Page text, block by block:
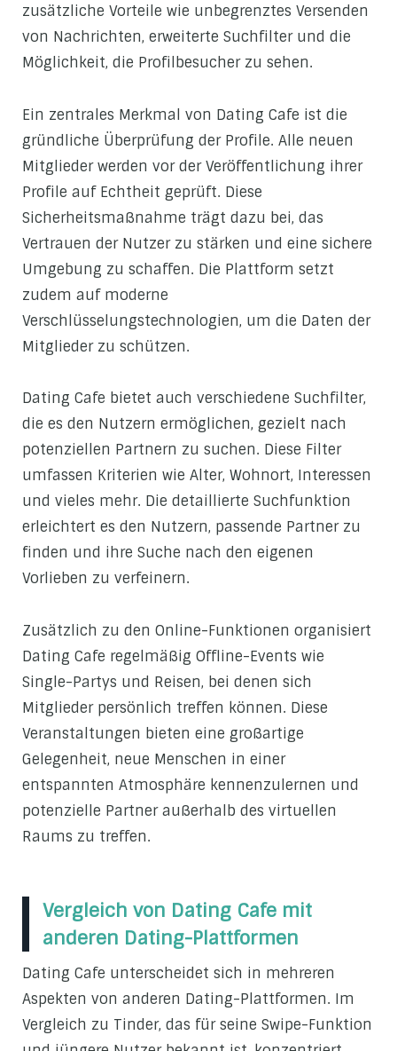
zusätzliche Vorteile wie unbegrenztes Versenden
von Nachrichten, erweiterte Suchfilter und die
Möglichkeit, die Profilbesucher zu sehen.
Ein zentrales Merkmal von Dating Cafe ist die
gründliche Überprüfung der Profile. Alle neuen
Mitglieder werden vor der Veröffentlichung ihrer
Profile auf Echtheit geprüft. Diese
Sicherheitsmaßnahme trägt dazu bei, das
Vertrauen der Nutzer zu stärken und eine sichere
Umgebung zu schaffen. Die Plattform setzt
zudem auf moderne
Verschlüsselungstechnologien, um die Daten der
Mitglieder zu schützen.
Dating Cafe bietet auch verschiedene Suchfilter,
die es den Nutzern ermöglichen, gezielt nach
potenziellen Partnern zu suchen. Diese Filter
umfassen Kriterien wie Alter, Wohnort, Interessen
und vieles mehr. Die detaillierte Suchfunktion
erleichtert es den Nutzern, passende Partner zu
finden und ihre Suche nach den eigenen
Vorlieben zu verfeinern.
Zusätzlich zu den Online-Funktionen organisiert
Dating Cafe regelmäßig Offline-Events wie
Single-Partys und Reisen, bei denen sich
Mitglieder persönlich treffen können. Diese
Veranstaltungen bieten eine großartige
Gelegenheit, neue Menschen in einer
entspannten Atmosphäre kennenzulernen und
potenzielle Partner außerhalb des virtuellen
Raums zu treffen.
Vergleich von Dating Cafe mit
anderen Dating-Plattformen
Dating Cafe unterscheidet sich in mehreren
Aspekten von anderen Dating-Plattformen. Im
Vergleich zu Tinder, das für seine Swipe-Funktion